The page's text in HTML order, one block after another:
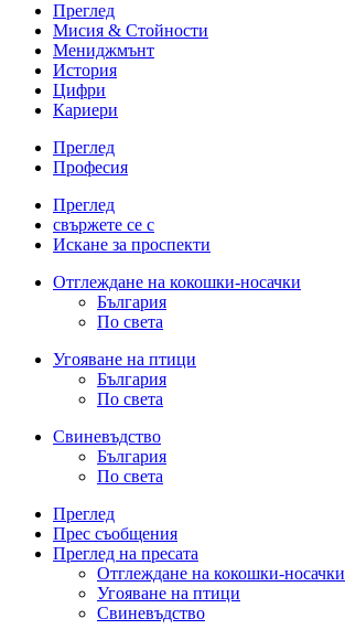
Преглед
Мисия & Стойности
Мениджмънт
История
Цифри
Кариери
Преглед
Професия
Преглед
свържете се с
Искане за проспекти
Отглеждане на кокошки-носачки
България
По света
Угояване на птици
България
По света
Свиневъдство
България
По света
Преглед
Прес съобщения
Преглед на пресата
Отглеждане на кокошки-носачки
Угояване на птици
Свиневъдство